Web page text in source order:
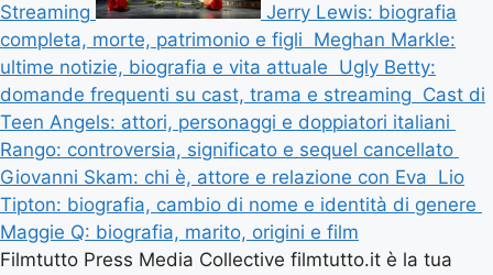
Streaming
Jerry Lewis: biografia
completa, morte, patrimonio e figli Meghan Markle:
ultime notizie, biografia e vita attuale Ugly Betty:
domande frequenti su cast, trama e streaming Cast di
Teen Angels: attori, personaggi e doppiatori italiani
Rango: controversia, significato e sequel cancellato
Giovanni Skam: chi è, attore e relazione con Eva Lio
Tipton: biografia, cambio di nome e identità di genere
Maggie Q: biografia, marito, origini e film
Filmtutto Press Media Collective filmtutto.it è la tua